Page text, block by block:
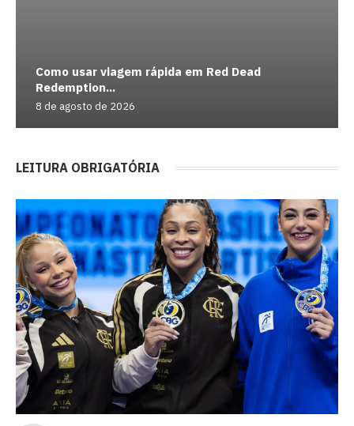
Como usar viagem rápida em Red Dead
Redemption...
8 de agosto de 2026
LEITURA OBRIGATÓRIA